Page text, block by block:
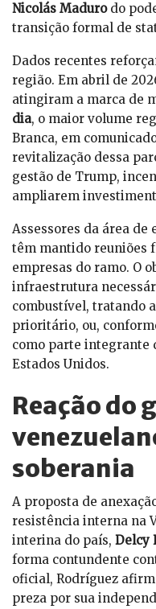
Nicolás Madurodo
transição formal de
Dados recentes
região. Em abril de
atingiram a marca de
dia, o maior volume
Branca, em
revitalização dessa
gestão de Trump,
ampliarem
Assessores da área
têm mantido reuniões
empresas do ramo. O
infraestrutura
combustível, tratando
prioritário, ou,
como parte integrante
Estados Unidos.
Reação do
soberania
A proposta de
resistência interna na
interina do país, Delcy
forma contundente
oficial, Rodríguez
preza por sua